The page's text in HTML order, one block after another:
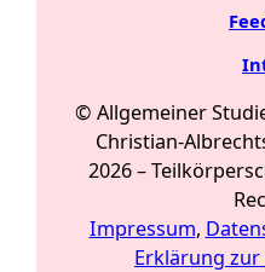
© Allgemeiner
Christian-
2026 –
Impressum,
Erklärung